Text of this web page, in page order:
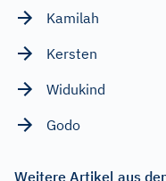
Kamilah
Kersten
Widukind
Godo
Weitere Artikel aus